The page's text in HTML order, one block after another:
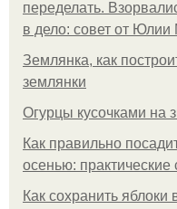
переделать.
в дело: совет от
Землянка, как
землянки
Огурцы кусочками на
Как правильно
осенью: практические
Как сохранить